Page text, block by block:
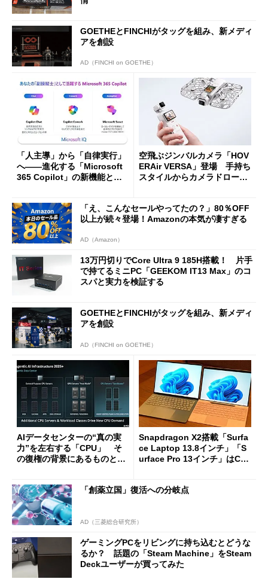
GOETHEとFINCHIがタッグを組み、新メディ
アを創設
AD（FINCHI on GOETHE）
「人主導」から「自律実行」
へ――進化する「Microsoft
365 Copilot」の新機能とエ
空飛ぶジンバルカメラ「HOV
ERAir VERSA」登場 手持ち
スタイルからカメラドローン
「え、こんなセールやってたの？」80％OFF
以上が続々登場！Amazonの本気が凄すぎる
AD（Amazon）
13万円切りでCore Ultra 9 185H搭載！ 片手
で持てるミニPC「GEEKOM IT13 Max」のコ
スパと実力を検証する
GOETHEとFINCHIがタッグを組み、新メディ
アを創設
AD（FINCHI on GOETHE）
AIデータセンターの“真の実
力”を左右する「CPU」 そ
の復権の背景にあるものと
Snapdragon X2搭載「Surfa
ce Laptop 13.8インチ」「S
urface Pro 13インチ」はCop
た
「創薬立国」復活への分岐点
AD（三菱総合研究所）
ゲーミングPCをリビングに持ち込むとどうな
るか？ 話題の「Steam Machine」をSteam
Deckユーザーが買ってみた